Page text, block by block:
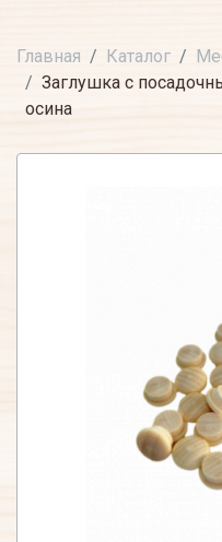
Главная Каталог
Заглушка с
осина